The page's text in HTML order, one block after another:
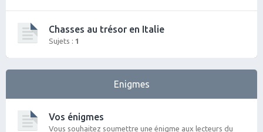
Chasses au trésor en Italie
Sujets : 1
Enigmes
Vos énigmes
Vous souhaitez soumettre une énigme aux lecteurs du